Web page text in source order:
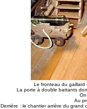
Le fronteau du gaillard
La porte à double battants
Au
Derrière : le chantier arrière du grand